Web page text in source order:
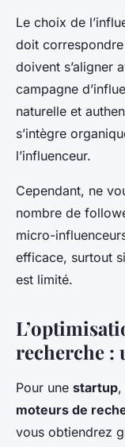
Le choix de
doit
doivent s’aligner
campagne
naturelle et
s’intègre
l’influenceur.
Cependant, ne
nombre de
micro-
efficace, surtout
est limité.
recherche :
Pour une startup,
moteurs de
vous obtiendrez